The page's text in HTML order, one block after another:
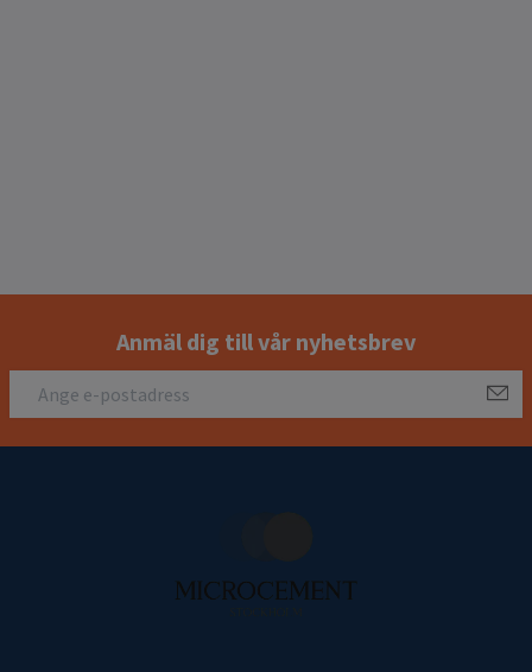
Anmäl dig till vår nyhetsbrev